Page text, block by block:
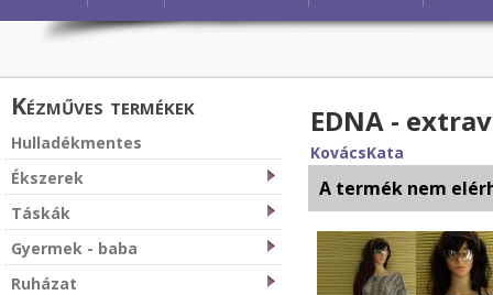
Kézműves termékek
Hulladékmentes
Ékszerek
Táskák
Gyermek - baba
Ruházat
EDNA -
KovácsKata
A termék nem